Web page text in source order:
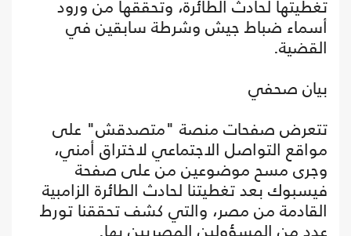
تغطيتها لحادث الطائرة، وتحققها من ورود
أسماء ضباط جيش وشرطة سابقين في
القضية.
بيان صحفي
تتعرض صفحات منصة "متصدقش" على
مواقع التواصل الاجتماعي لاختراق أمني،
وجرى مسح موضوعين من على صفحة
فيسبوك بعد تغطيتنا لحادث الطائرة الزامبية
القادمة من مصر، والتي كشف تحققنا تورط
عدد من المسؤولين المصريين بها.